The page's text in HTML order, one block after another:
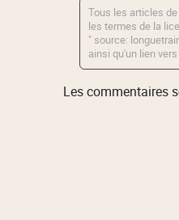
Tous les articles
les termes de la
" source:
ainsi qu'un lien
Les commentaires